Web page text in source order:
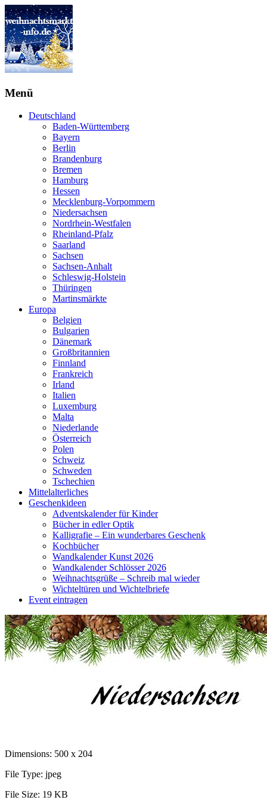
Menü
Deutschland
Baden-Württemberg
Bayern
Berlin
Brandenburg
Bremen
Hamburg
Hessen
Mecklenburg-Vorpommern
Niedersachsen
Nordrhein-Westfalen
Rheinland-Pfalz
Saarland
Sachsen
Sachsen-Anhalt
Schleswig-Holstein
Thüringen
Martinsmärkte
Europa
Belgien
Bulgarien
Dänemark
Großbritannien
Finnland
Frankreich
Irland
Italien
Luxemburg
Malta
Niederlande
Österreich
Polen
Schweiz
Schweden
Tschechien
Mittelalterliches
Geschenkideen
Adventskalender für Kinder
Bücher in edler Optik
Kalligrafie – Ein wunderbares Geschenk
Kochbücher
Wandkalender Kunst 2026
Wandkalender Schlösser 2026
Weihnachtsgrüße – Schreib mal wieder
Wichteltüren und Wichtelbriefe
Event eintragen
Dimensions: 500 x 204
File Type: jpeg
File Size: 19 KB